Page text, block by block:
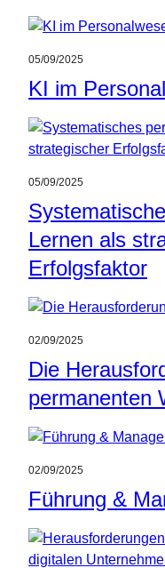
05/09/2025
KI im
05/09/2025
Lernen als
Erfolgsfaktor
02/09/2025
Die
permanenten
02/09/2025
Führung &